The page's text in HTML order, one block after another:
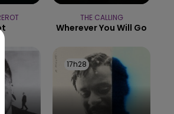
THE CALLING
Wherever You Will Go
17h28
17h28